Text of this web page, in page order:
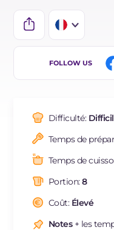
IT
BR
DE
NL
FOLLOW US
Difficulté:
Temps de
Temps de
Portion:8
Coût: Élevé
Notes+ les